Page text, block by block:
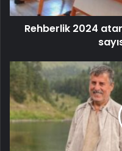
Rehberlik 2024